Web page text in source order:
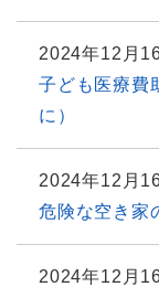
2024年12月
子ども医療費
に）
2024年12月
危険な空き家
2024年12月